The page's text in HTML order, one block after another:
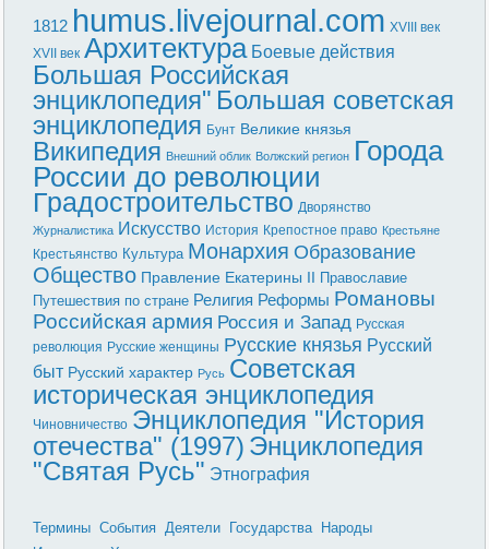
1812 humus.livejournal.com XVIII век
XVII век Архитектура Боевые действия
Большая Российская
энциклопедия" Большая советская
энциклопедия Бунт Великие князья
Википедия Внешний облик Волжский регион Города
России до революции
Градостроительство Дворянство
Журналистика Искусство История Крепостное право Крестьяне
Крестьянство Культура Монархия Образование
Общество Правление Екатерины II Православие
Путешествия по стране Религия Реформы Романовы
Российская армия Россия и Запад Русская
революция Русские женщины Русские князья Русский
быт Русский характер Русь Советская
историческая энциклопедия
Чиновничество Энциклопедия "История
отечества" (1997) Энциклопедия
"Святая Русь" Этнография
Термины События Деятели Государства Народы